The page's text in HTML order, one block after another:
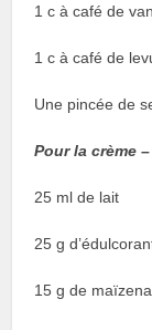
1 c à café de
1 c à café de
Une pincée de
Pour la crème
25 ml de lait
25 g
15 g de maïzena